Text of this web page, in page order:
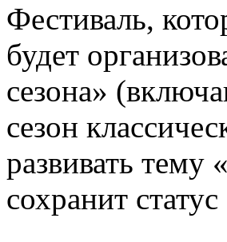
Фестиваль,
будет
сезона»
сезон
развивать тему
сохранит